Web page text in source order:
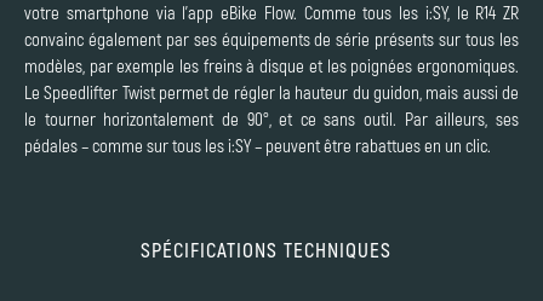
votre smartphone via l’app eBike Flow. Comme tous les i:SY, le R14 ZR
convainc également par ses équipements de série présents sur tous les
modèles, par exemple les freins à disque et les poignées ergonomiques.
Le Speedlifter Twist permet de régler la hauteur du guidon, mais aussi de
le tourner horizontalement de 90°, et ce sans outil. Par ailleurs, ses
pédales – comme sur tous les i:SY – peuvent être rabattues en un clic.
SPÉCIFICATIONS TECHNIQUES